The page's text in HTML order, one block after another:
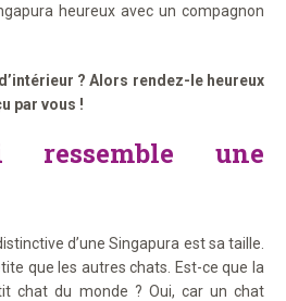
heureux avec un compagnon
? Alors rendez-le heureux
par vous !
une
d’une Singapura est sa taille.
que les autres chats. Est-ce que la
chat du monde ? Oui, car un chat